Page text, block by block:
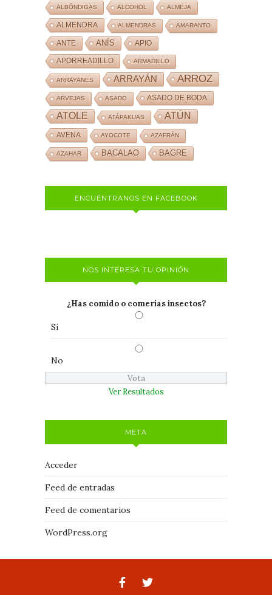
ALBÓNDIGAS ALCOHOL ALMEJA
ALMENDRA ALMENDRAS AMARANTO
ANTE ANÍS APIO
APORREADILLO ARMADILLO
ARRAYANES ARRAYÁN ARROZ
ARVEJAS ASADO ASADO DE BODA
ATOLE ATÁPAKUAS ATÚN
AVENA AYOCOTE AZAFRÁN
AZAHAR BACALAO BAGRE
ENCUÉNTRANOS EN FACEBOOK
NOS INTERESA TU OPINIÓN
¿Has comido o comerías insectos?
Si
No
Ver Resultados
META
Acceder
Feed de entradas
Feed de comentarios
WordPress.org